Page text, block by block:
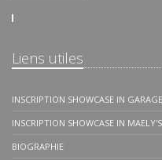
Liens utiles
INSCRIPTION SHOWCASE IN GARAGE
INSCRIPTION SHOWCASE IN
BIOGRAPHIE